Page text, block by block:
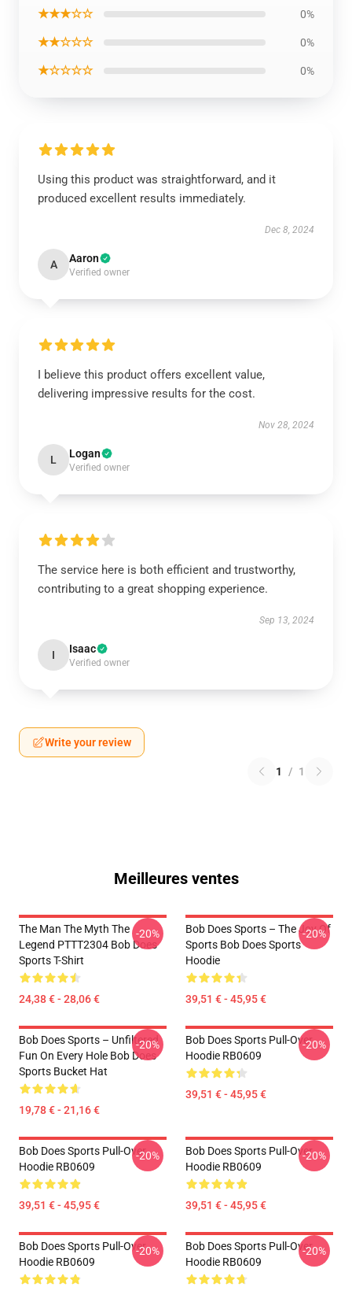
★★★☆☆ 0%
★★☆☆☆ 0%
★☆☆☆☆ 0%
Using this product was straightforward, and it
produced excellent results immediately.
Dec 8, 2024
A Aaron
Verified owner
I believe this product offers excellent value,
delivering impressive results for the cost.
Nov 28, 2024
L Logan
Verified owner
The service here is both efficient and trustworthy,
contributing to a great shopping experience.
Sep 13, 2024
I Isaac
Verified owner
Write your review
1 / 1
Meilleures ventes
The Man The Myth The
Legend PTTT2304 Bob Does
Sports T-Shirt
24,38 € - 28,06 €
-20%
Bob Does Sports – The Joy Of
Sports Bob Does Sports
Hoodie
39,51 € - 45,95 €
-20%
Bob Does Sports – Unfiltered
Fun On Every Hole Bob Does
Sports Bucket Hat
19,78 € - 21,16 €
-20%
Bob Does Sports Pull-Over
Hoodie RB0609
39,51 € - 45,95 €
-20%
Bob Does Sports Pull-Over
Hoodie RB0609
39,51 € - 45,95 €
-20%
Bob Does Sports Pull-Over
Hoodie RB0609
39,51 € - 45,95 €
-20%
Bob Does Sports Pull-Over
Hoodie RB0609
-20%
Bob Does Sports Pull-Over
Hoodie RB0609
-20%